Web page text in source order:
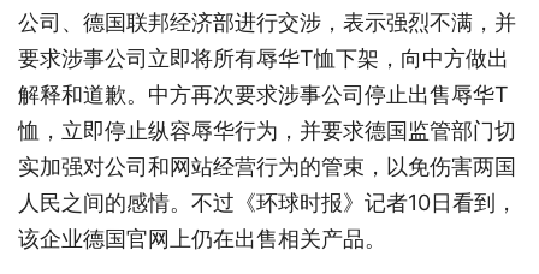
公司、德国联邦经济部进行交涉，表示强烈不满，并
要求涉事公司立即将所有辱华T恤下架，向中方做出
解释和道歉。中方再次要求涉事公司停止出售辱华T
恤，立即停止纵容辱华行为，并要求德国监管部门切
实加强对公司和网站经营行为的管束，以免伤害两国
人民之间的感情。不过《环球时报》记者10日看到，
该企业德国官网上仍在出售相关产品。